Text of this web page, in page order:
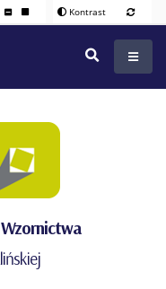
Kontrast